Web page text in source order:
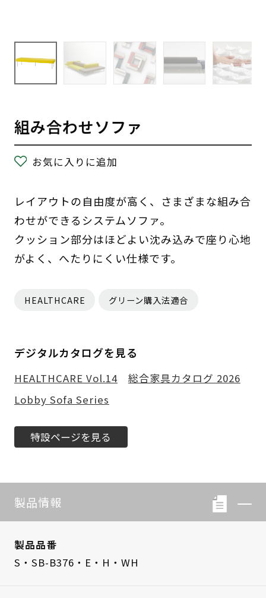
組み合わせソファ
お気に入りに追加
レイアウトの自由度が高く、さまざまな組み合
わせができるシステムソファ。
クッション部分はほどよい沈み込みで座り心地
がよく、へたりにくい仕様です。
HEALTHCARE グリーン購入法適合
デジタルカタログを見る
HEALTHCARE Vol.14
総合家具カタログ 2026
Lobby Sofa Series
特設ページを見る
製品情報
製品品番
S・SB-B376・E・H・WH